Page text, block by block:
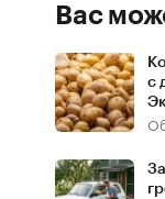
Вас
с